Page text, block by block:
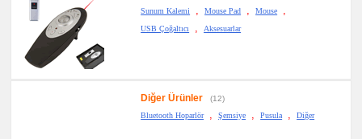
Sunum Kalemi
, Mouse Pad , Mouse ,
USB Çoğaltıcı , Aksesuarlar
Diğer Ürünler
(12)
Bluetooth Hoparlör
, Şemsiye , Pusula , Diğer